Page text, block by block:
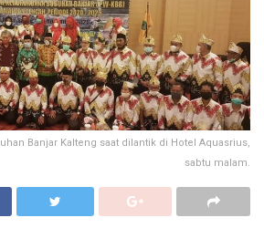
Banjar Kalteng saat dilantik di Hotel Aquasrius,
sabtu malam.